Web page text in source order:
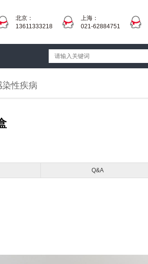
北京：
13611333218
上海：
021-62884751
染性疾病
Q&A